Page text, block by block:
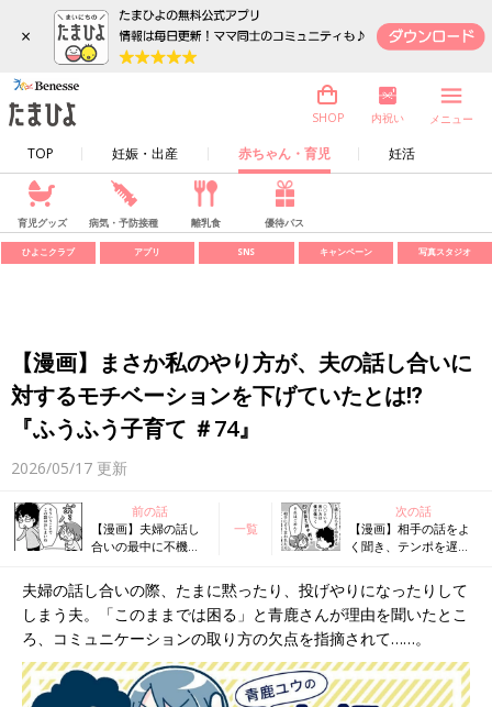
×
TOP 妊娠・出産 赤ちゃん・育児 妊活
SHOP 内祝い メニュー
育児グッズ 病気・予防接種 離乳食 優待パス
ひよこクラブ アプリ SNS キャンペーン 写真スタジオ
【漫画】まさか私のやり方が、夫の話し合いに
対するモチベーションを下げていたとは⁉︎
『ふうふう子育て ＃74』
2026/05/17 更新
前の話
【漫画】夫婦の話し
合いの最中に不機嫌
りになったりする
夫。どうしてなの⁉︎
『ふうふう子育て ＃
73』
一覧
次の話
【漫画】相手の話をよ
く聞き、テンポを遅く
使う…円満でいるため
の夫婦の会話ルール
『ふうふう子育て ＃
75』
夫婦の話し合いの際、たまに黙ったり、投げやりになったりして
しまう夫。「このままでは困る」と青鹿さんが理由を聞いたとこ
ろ、コミュニケーションの取り方の欠点を指摘されて……。